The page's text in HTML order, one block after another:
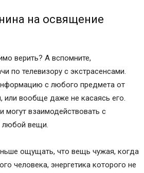
на освящение
верить? А вспомните,
по телевизору с экстрасенсами.
с любого предмета от
или вообще даже не касаясь его.
могут взаимодействовать с
любой вещи.
ощущать, что вещь чужая, когда
человека, энергетика которого не